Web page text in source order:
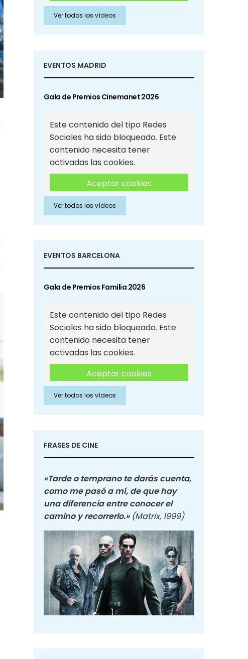
Aceptar cookies de Redes
Sociales
Ver todos los vídeos
EVENTOS MADRID
Gala de Premios Cinemanet 2026
Este contenido del tipo Redes
Sociales ha sido bloqueado. Este
contenido necesita tener
activadas las cookies.
Aceptar cookies
Aceptar cookies de Redes
Sociales
Ver todos los vídeos
EVENTOS BARCELONA
Gala de Premios Familia 2026
Este contenido del tipo Redes
Sociales ha sido bloqueado. Este
contenido necesita tener
activadas las cookies.
Aceptar cookies
Aceptar cookies de Redes
Sociales
Ver todos los vídeos
FRASES DE CINE
«Tarde o temprano te darás cuenta,
como me pasó a mí, de que hay
una diferencia entre conocer el
camino y recorrerlo.» (Matrix, 1999)